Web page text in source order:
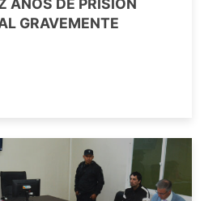
AÑOS DE PRISIÓN
GRAVEMENTE